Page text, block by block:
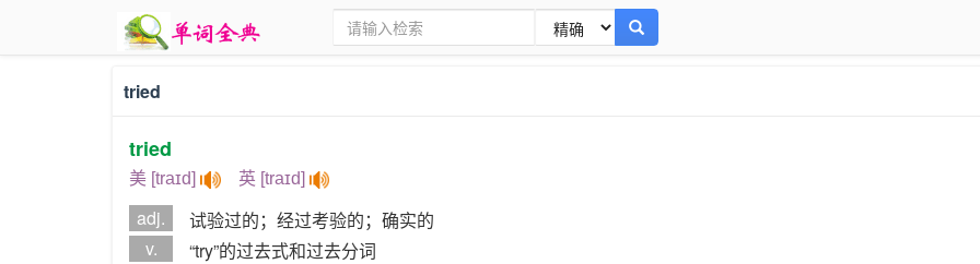
tried
tried
美 [traɪd] 英 [traɪd]
adj.
试验过的；经过考验的；确实的
v.
“try”的过去式和过去分词